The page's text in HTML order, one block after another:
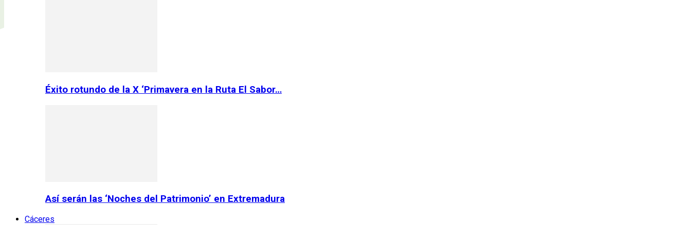
Éxito rotundo de la X ‘Primavera en la Ruta El Sabor…
Así serán las ‘Noches del Patrimonio’ en Extremadura
Cáceres